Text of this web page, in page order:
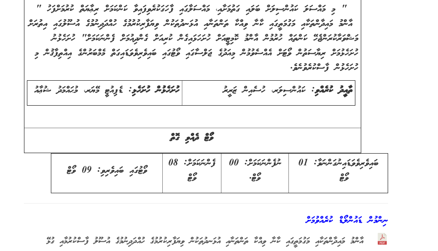
" މި މައްސަލަ ކައުންސިލަށް ބަލައި ގަތުމަށާއި، މައްސަލާގައި ފާހަގަކުރެވިފައިވާ ކަންކަމަށް ރިޢާޔަތް ކުރުމަށްފަހު "
އާންމު މައިދާންތަކާއި މަގުމަތީގައި ކާނާ ވިއްކާ ތަންތަނާއި އުޅަނދުތަކުން ވިޔަފާރިކުރުމުގެ ހުއްދަދިނުމުގެ އުސޫލުގައި އިތުރަށް
މަޝްވަރާކުރަންޖެހޭ ކަންތައް ހުރުމުން އާންމު ކޮމިޓީއަށް ހުށަހަޅައިގެން ކުރިއަށް ގެންދިއުމަށް ފެންނަކަމަށް" ހުށަހެޅުނު
ހުށަހެޅުމަށް ރިޔާސަތުން ވޯޓަށް އެއްސެވުމުން މިއަދުގެ ޖަލްސާގައި ވޯޓުގައި ބައިވެރިވެވަޑައިގަތް މެމްބަރުންގެ އިއްތިފާޤުން މި
ހުށަހެޅުން ފާސްކުރެވުނެވެ.
ތާއީދު ކުރެއްވި: ކައުންސިލަރ، ހުސެއިން ޒަރީރު ހުށަހެޅުން ހުށަހެޅި: ޑެޕިއުޓީ މޭޔަރ، މުޙައްމަދު ޝުޢާއު
ވޯޓް ދެއްވި ގޮތް
ބައިވެރިވެވަޑައިނުގަންނަވާ: 01
ވޯޓް
ނުފެންނަކަމަށް: 00
ވޯޓް.
ފެންނަކަމަށް: 08
ވޯޓް
ވޯޓުގައި ބައިވެރިވި: 09 ވޯޓް
ނިންމުން ޑައުންލޯޑް ކުރެއްވުމަށް
އާންމު މައިދާންތަކާއި މަގުމަތީގައި ކާނާ ވިއްކާ ތަންތަނާއި އުޅަނދުތަކުން ވިޔަފާރިކުރުމުގެ ހުއްދަދިނުމުގެ އުސޫލު ފާސްކުރުމާއި ގުޅޭ